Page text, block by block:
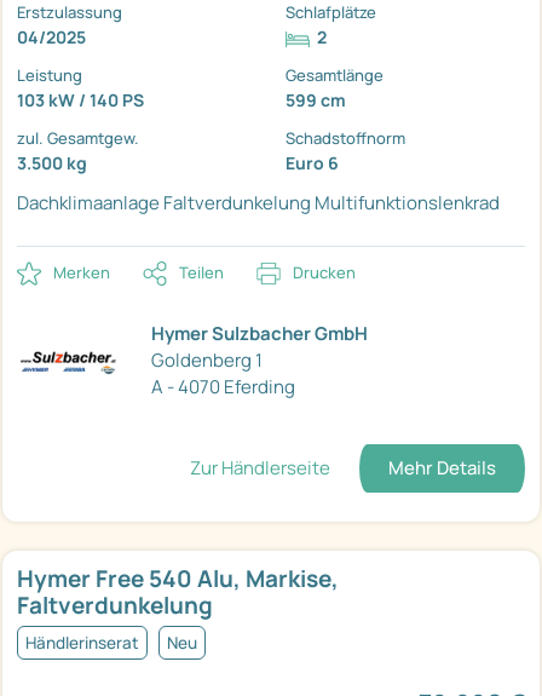
Erstzulassung
04/2025
Schlafplätze
2
Leistung
103 kW / 140 PS
Gesamtlänge
599 cm
zul. Gesamtgew.
3.500 kg
Schadstoffnorm
Euro 6
Dachklimaanlage Faltverdunkelung Multifunktionslenkrad
Merken Teilen Drucken
Hymer Sulzbacher GmbH
Goldenberg 1
A - 4070 Eferding
Zur Händlerseite Mehr Details
Hymer Free 540 Alu, Markise,
Faltverdunkelung
Händlerinserat Neu